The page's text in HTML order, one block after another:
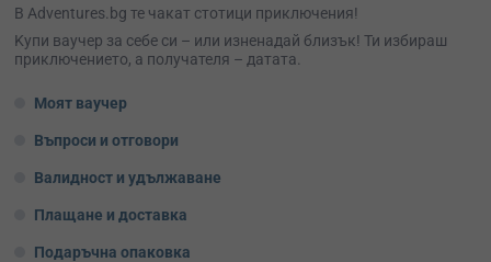
В Adventures.bg те чакат стотици приключения!
Kупи ваучер за себе си – или изненадай близък! Ти избираш
приключението, а получателя – датата.
Моят ваучер
Въпроси и отговори
Валидност и удължаване
Плащане и доставка
Подаръчна опаковка